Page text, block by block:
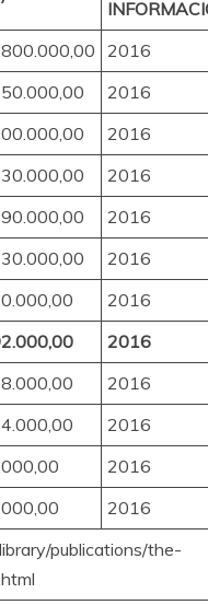
2016
2016
2016
2016
2016
2016
2016
2016
2016
2016
2016
2016
publications/the-